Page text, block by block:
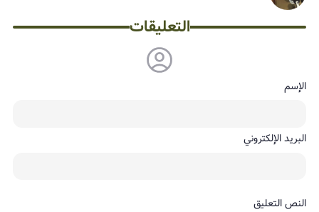
التعليقات
الإسم
البريد الإلكتروني
النص التعليق